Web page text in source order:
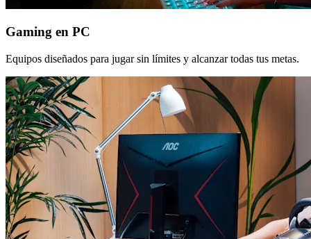
Gaming en PC
Equipos diseñados para jugar sin límites y alcanzar todas tus metas.